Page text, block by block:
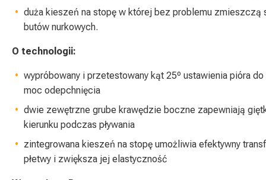
duża kieszeń na stopę w której bez problemu zmieszczą
butów nurkowych.
O technologii:
wypróbowany i przetestowany kąt 25º ustawienia pióra
moc odepchnięcia
dwie zewętrzne grube krawędzie boczne zapewniają
kierunku podczas pływania
zintegrowana kieszeń na stopę umożliwia efektywny
płetwy i zwiększa jej elastyczność